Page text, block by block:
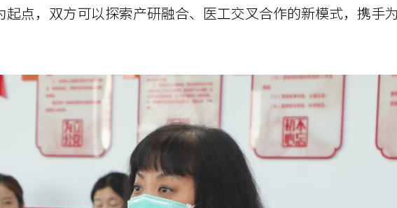
点，双方可以探索产研融合、医工交叉合作的新模式，携手